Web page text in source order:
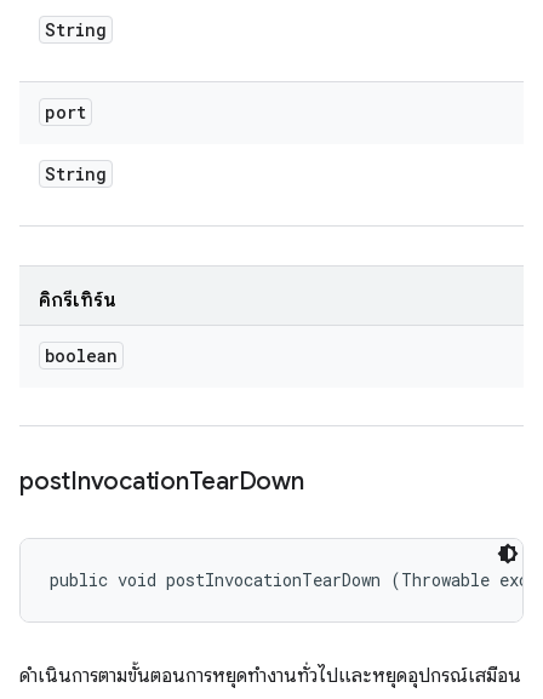
String
port
String
คิกรีเทิร์น
boolean
postInvocationTearDown
public void postInvocationTearDown (Throwable
ดำเนินการตามขั้นตอนการหยุดทำงานทั่วไปและหยุดอุปกรณ์เสมือน